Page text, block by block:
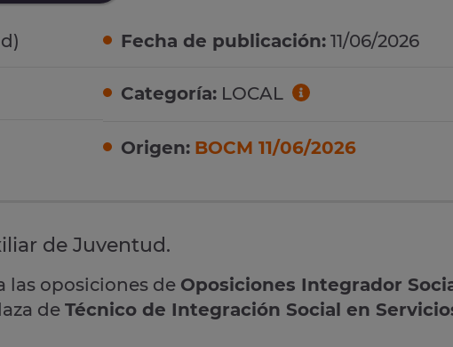
Fecha de publicación: 11/06/2026
Categoría: LOCAL
Origen: BOCM 11/06/2026
de Juventud.
las oposiciones de Oposiciones Integrador
de Técnico de Integración Social en